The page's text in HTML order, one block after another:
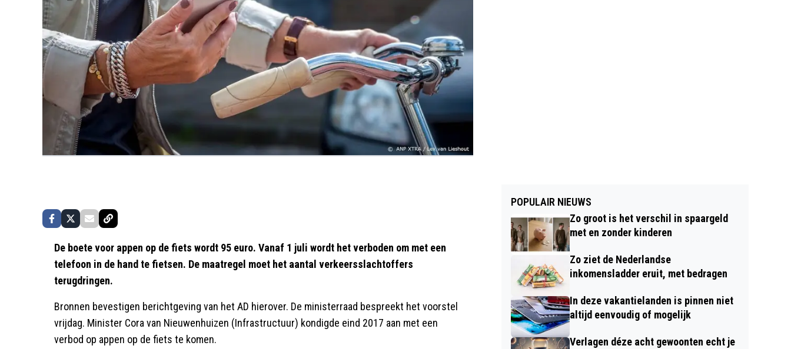
De boete voor appen op de fiets wordt 95 euro. Vanaf 1 juli wordt het verboden om met een
telefoon in de hand te fietsen. De maatregel moet het aantal verkeersslachtoffers
terugdringen.
Bronnen bevestigen berichtgeving van het AD hierover. De ministerraad bespreekt het voorstel
vrijdag. Minister Cora van Nieuwenhuizen (Infrastructuur) kondigde eind 2017 aan met een
verbod op appen op de fiets te komen.
POPULAIR NIEUWS
Zo groot is het verschil in spaargeld
met en zonder kinderen
Zo ziet de Nederlandse
inkomensladder eruit, met bedragen
In deze vakantielanden is pinnen niet
altijd eenvoudig of mogelijk
Verlagen déze acht gewoonten echt je